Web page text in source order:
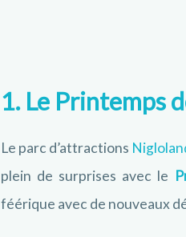
1. Le Printemps
Le parc d’attractions
plein de surprises avec le
féérique avec de nouveaux